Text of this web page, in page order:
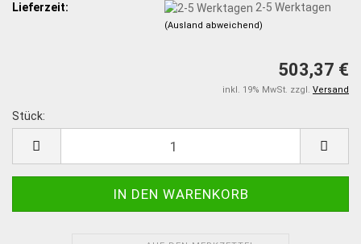
Lieferzeit:
2-5 Werktagen
(Ausland abweichend)
503,37 €
inkl. 19% MwSt. zzgl. Versand
Stück: